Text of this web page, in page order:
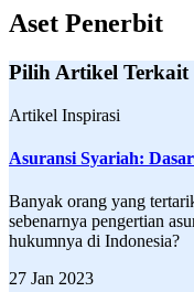
Aset Penerbit
Pilih Artikel Terkait
Artikel Inspirasi
Asuransi Syariah:
Banyak orang yang
sebenarnya pengertian
hukumnya di Indonesia?
27 Jan 2023